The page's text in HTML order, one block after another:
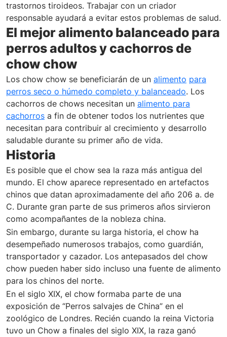
trastornos tiroideos. Trabajar con un criador
responsable ayudará a evitar estos problemas de salud.
El mejor alimento balanceado para
perros adultos y cachorros de
chow chow
Los chow chow se beneficiarán de un alimento para
perros seco o húmedo completo y balanceado. Los
cachorros de chows necesitan un alimento para
cachorros a fin de obtener todos los nutrientes que
necesitan para contribuir al crecimiento y desarrollo
saludable durante su primer año de vida.
Historia
Es posible que el chow sea la raza más antigua del
mundo. El chow aparece representado en artefactos
chinos que datan aproximadamente del año 206 a. de
C. Durante gran parte de sus primeros años sirvieron
como acompañantes de la nobleza china.
Sin embargo, durante su larga historia, el chow ha
desempeñado numerosos trabajos, como guardián,
transportador y cazador. Los antepasados del chow
chow pueden haber sido incluso una fuente de alimento
para los chinos del norte.
En el siglo XIX, el chow formaba parte de una
exposición de “Perros salvajes de China” en el
zoológico de Londres. Recién cuando la reina Victoria
tuvo un Chow a finales del siglo XIX, la raza ganó